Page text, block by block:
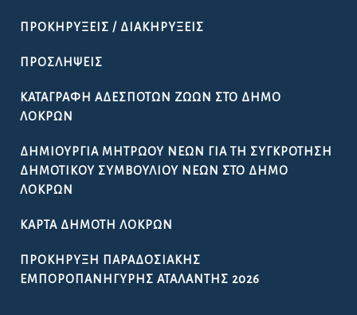
ΠΡΟΚΗΡΎΞΕΙΣ / ΔΙΑΚΗΡΎΞΕΙΣ
ΠΡΟΣΛΉΨΕΙΣ
ΚΑΤΑΓΡΑΦΉ ΑΔΈΣΠΟΤΩΝ ΖΏΩΝ ΣΤΟ ΔΉΜΟ
ΛΟΚΡΏΝ
ΔΗΜΙΟΥΡΓΊΑ ΜΗΤΡΏΟΥ ΝΈΩΝ ΓΙΑ ΤΗ ΣΥΓΚΡΌΤΗΣΗ
ΔΗΜΟΤΙΚΟΎ ΣΥΜΒΟΥΛΊΟΥ ΝΈΩΝ ΣΤΟ ΔΉΜΟ
ΛΟΚΡΏΝ
ΚΆΡΤΑ ΔΗΜΌΤΗ ΛΟΚΡΏΝ
ΠΡΟΚΉΡΥΞΗ ΠΑΡΑΔΟΣΙΑΚΉΣ
ΕΜΠΟΡΟΠΑΝΉΓΥΡΗΣ ΑΤΑΛΆΝΤΗΣ 2026